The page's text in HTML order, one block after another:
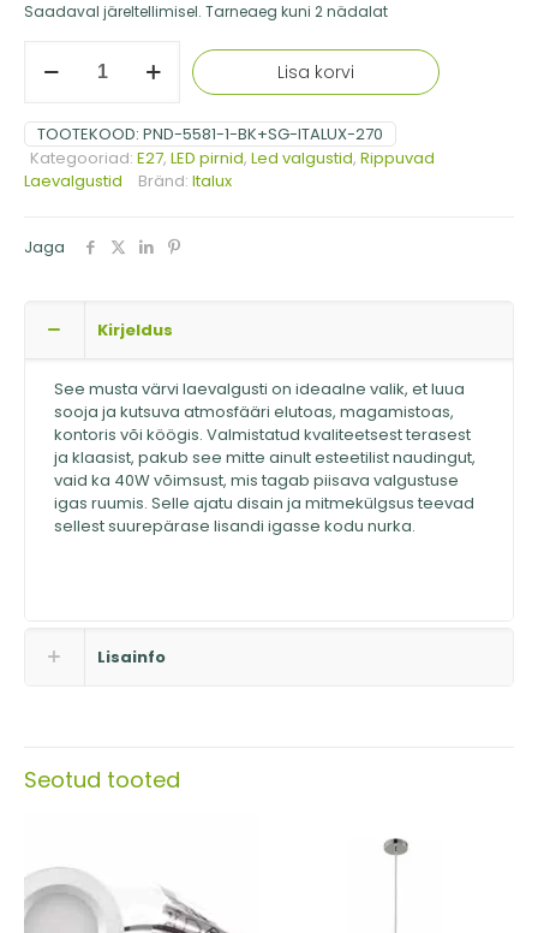
Saadaval järeltellimisel. Tarneaeg kuni 2 nädalat
must
Sardo,
40W
kogus
Lisa korvi
TOOTEKOOD: PND-5581-1-BK+SG-ITALUX-270
Kategooriad: E27, LED pirnid, Led valgustid, Rippuvad
Laevalgustid
Bränd: Italux
Jaga
Kirjeldus
See musta värvi laevalgusti on ideaalne valik, et luua
sooja ja kutsuva atmosfääri elutoas, magamistoas,
kontoris või köögis. Valmistatud kvaliteetsest terasest
ja klaasist, pakub see mitte ainult esteetilist naudingut,
vaid ka 40W võimsust, mis tagab piisava valgustuse
igas ruumis. Selle ajatu disain ja mitmekülgsus teevad
sellest suurepärase lisandi igasse kodu nurka.
Lisainfo
Seotud tooted